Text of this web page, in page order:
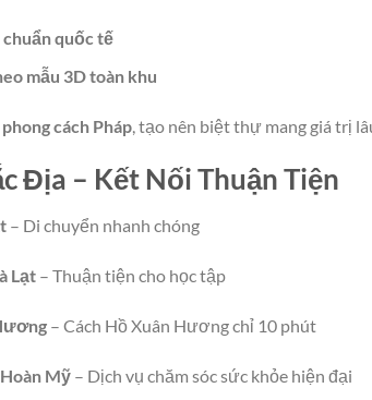
chuẩn quốc tế
mẫu 3D toàn khu
cách Pháp , tạo nên biệt thự mang giá trị
Địa – Kết Nối Thuận Tiện
– Di chuyển nhanh chóng
Lạt – Thuận tiện cho học tập
– Cách Hồ Xuân Hương chỉ 10 phút
Mỹ – Dịch vụ chăm sóc sức khỏe hiện đại